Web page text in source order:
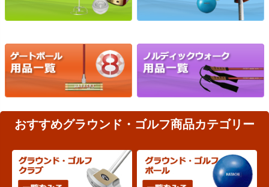
おすすめグラウンド・ゴルフ商品カテゴリー